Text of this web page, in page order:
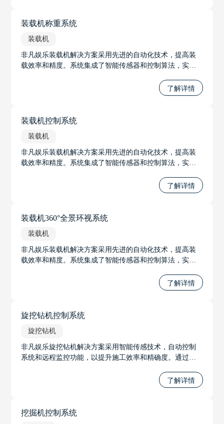
装载机称重系统
装载机
非凡娱乐装载机解决方案采用先进的自动化技术，提高装
载效率和精度。系统集成了智能传感器和控制算法，实现
监控装载机状态，系统可预测并预防故障，提高设备可靠
了解详情
装载机控制系统
装载机
非凡娱乐装载机解决方案采用先进的自动化技术，提高装
载效率和精度。系统集成了智能传感器和控制算法，实现
监控装载机状态，系统可预测并预防故障，提高设备可靠
了解详情
装载机360°全景环视系统
装载机
非凡娱乐装载机解决方案采用先进的自动化技术，提高装
载效率和精度。系统集成了智能传感器和控制算法，实现
监控装载机状态，系统可预测并预防故障，提高设备可靠
了解详情
旋挖钻机控制系统
旋挖钻机
非凡娱乐旋挖钻机解决方案采用智能传感技术，自动控制
系统和远程监控功能，以提升施工效率和精确度。通过高
了解详情
挖掘机控制系统